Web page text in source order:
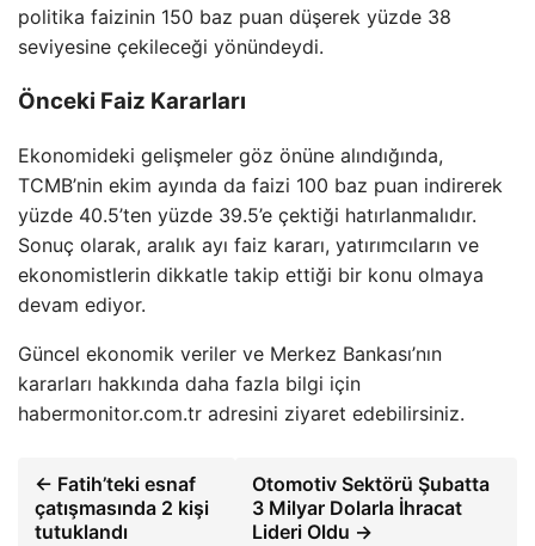
politika faizinin 150 baz puan düşerek yüzde 38
seviyesine çekileceği yönündeydi.
Önceki Faiz Kararları
Ekonomideki gelişmeler göz önüne alındığında,
TCMB’nin ekim ayında da faizi 100 baz puan indirerek
yüzde 40.5’ten yüzde 39.5’e çektiği hatırlanmalıdır.
Sonuç olarak, aralık ayı faiz kararı, yatırımcıların ve
ekonomistlerin dikkatle takip ettiği bir konu olmaya
devam ediyor.
Güncel ekonomik veriler ve Merkez Bankası’nın
kararları hakkında daha fazla bilgi için
habermonitor.com.tr adresini ziyaret edebilirsiniz.
← Fatih’teki esnaf
çatışmasında 2 kişi
tutuklandı
Otomotiv Sektörü Şubatta
3 Milyar Dolarla İhracat
Lideri Oldu →